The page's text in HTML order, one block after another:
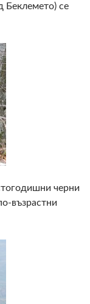
Беклемето) се
черни
възрастни